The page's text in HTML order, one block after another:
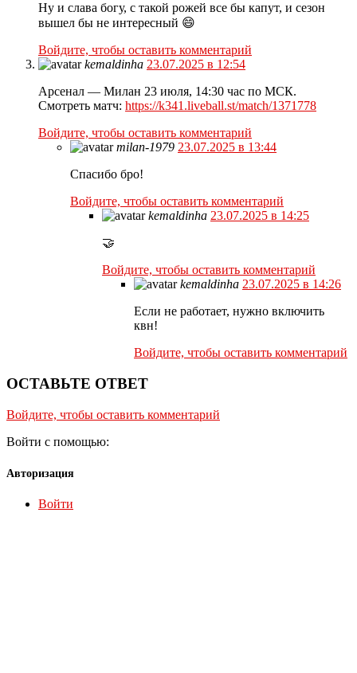
Ну и слава богу, с такой рожей все бы капут, и сезон
вышел бы не интересный 😄
Войдите, чтобы оставить комментарий
kemaldinha 23.07.2025 в 12:54
Арсенал — Милан 23 июля, 14:30 час по МСК.
Смотреть матч: https://k341.liveball.st/match/1371778
Войдите, чтобы оставить комментарий
milan-1979 23.07.2025 в 13:44
Спасибо бро!
Войдите, чтобы оставить комментарий
kemaldinha 23.07.2025 в 14:25
🤝
Войдите, чтобы оставить комментарий
kemaldinha 23.07.2025 в 14:26
Если не работает, нужно включить
квн!
Войдите, чтобы оставить комментарий
ОСТАВЬТЕ ОТВЕТ
Войдите, чтобы оставить комментарий
Войти с помощью:
Авторизация
Войти